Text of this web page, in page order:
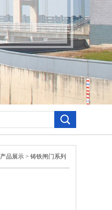
产品展示 > 铸铁闸门系列